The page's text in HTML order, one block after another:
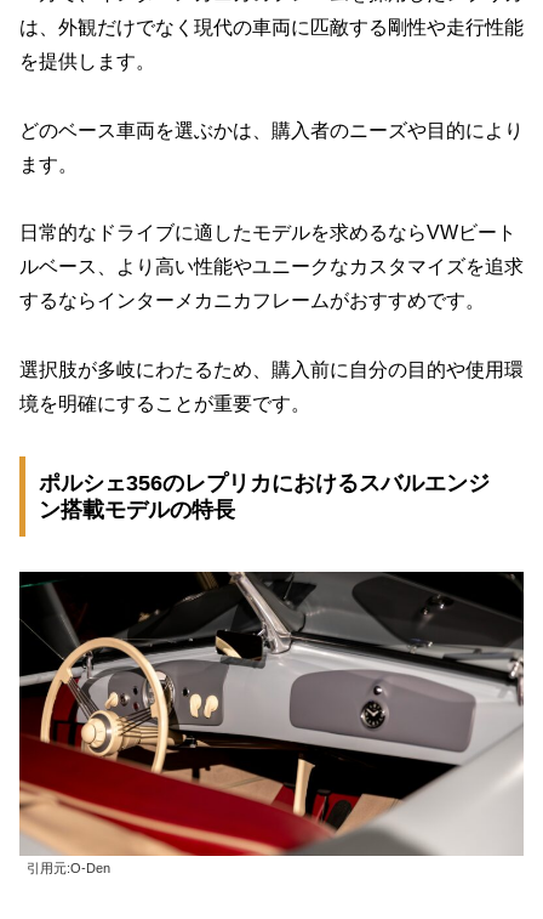
は、外観だけでなく現代の車両に匹敵する剛性や走行性能
を提供します。
どのベース車両を選ぶかは、購入者のニーズや目的により
ます。
日常的なドライブに適したモデルを求めるならVWビート
ルベース、より高い性能やユニークなカスタマイズを追求
するならインターメカニカフレームがおすすめです。
選択肢が多岐にわたるため、購入前に自分の目的や使用環
境を明確にすることが重要です。
ポルシェ356のレプリカにおけるスバルエンジ
ン搭載モデルの特長
引用元:O-Den